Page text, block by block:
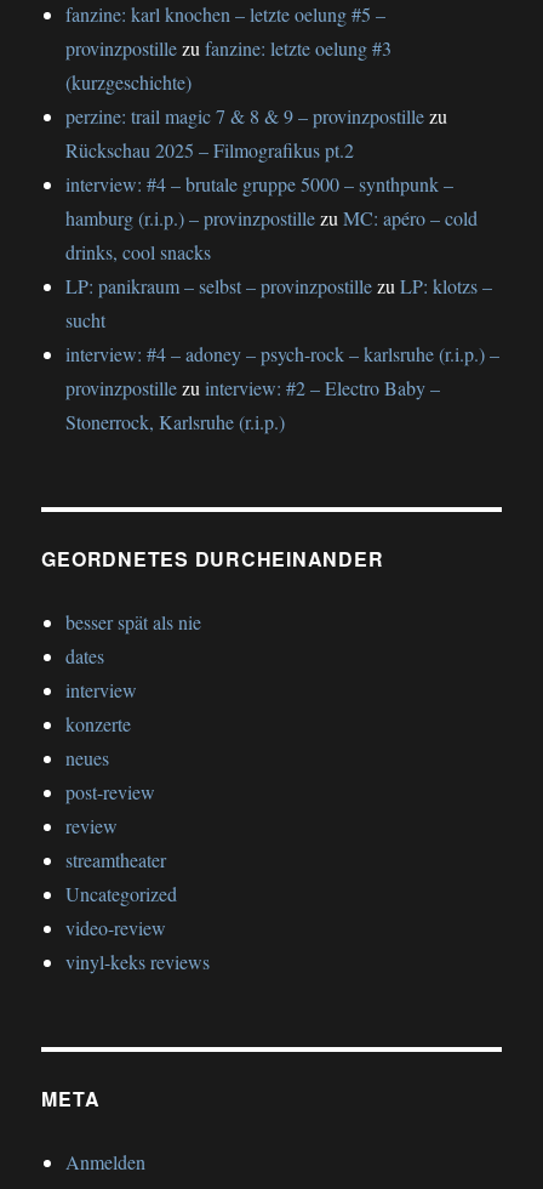
fanzine: karl knochen – letzte oelung #5 –
provinzpostillezufanzine: letzte oelung #3
(kurzgeschichte)
perzine: trail magic 7 & 8 & 9 – provinzpostillezu
Rückschau 2025 – Filmografikus pt.2
interview: #4 – brutale gruppe 5000 – synthpunk –
hamburg (r.i.p.) – provinzpostillezuMC: apéro – cold
drinks, cool snacks
LP: panikraum – selbst – provinzpostillezuLP: klotzs –
sucht
interview: #4 – adoney – psych-rock – karlsruhe (r.i.p.) –
provinzpostillezuinterview: #2 – Electro Baby –
Stonerrock, Karlsruhe (r.i.p.)
GEORDNETES DURCHEINANDER
besser spät als nie
dates
interview
konzerte
neues
post-review
review
streamtheater
Uncategorized
video-review
vinyl-keks reviews
META
Anmelden